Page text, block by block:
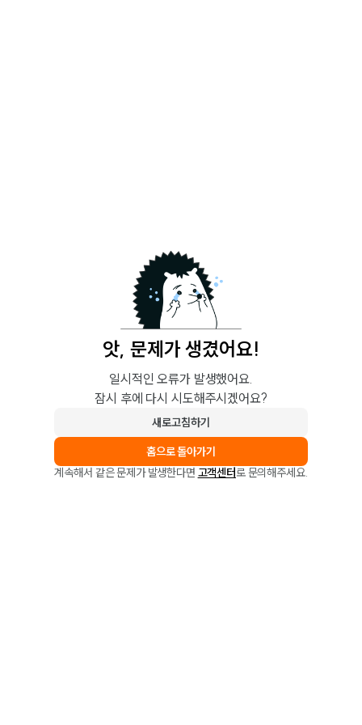
앗, 문제가 생겼어요!
일시적인 오류가 발생했어요.
잠시 후에 다시 시도해주시겠어요?
새로고침하기
홈으로 돌아가기
계속해서 같은 문제가 발생한다면 고객센터로 문의해주세요.